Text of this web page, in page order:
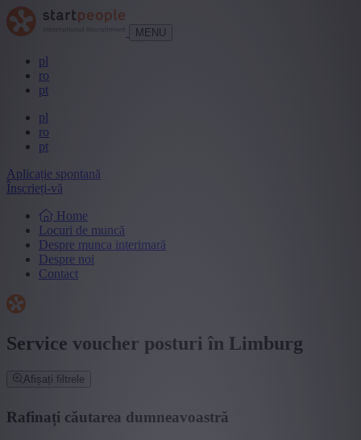
MENU
pl
ro
pt
pl
ro
pt
Aplicație spontană
Înscrieți-vă
Home
Locuri de muncă
Despre munca interimară
Despre noi
Contact
Service voucher posturi în Limburg
Afișați filtrele
Rafinați căutarea dumneavoastră